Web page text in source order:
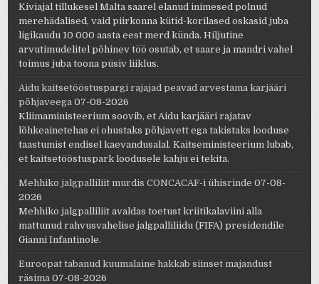
Kiviajal tillukesel Malta saarel elanud inimesed polnud
merehädalised, vaid piirkonna kütid-korilased oskasid juba
ligikaudu 10 000 aasta eest merd künda. Hiljutine
arvutimudelitel põhinev töö osutab, et saare ja mandri vahel
toimus juba toona püsiv liiklus.
Aidu kaitsetööstuspargi rajajad peavad arvestama karjääri
põhjaveega 07-08-2026
Kliimaministeerium soovib, et Aidu karjääri rajatav
lõhkeainetehas ei ohustaks põhjavett ega takistaks looduse
taastumist endisel kaevandusalal. Kaitseministeerium lubab,
et kaitsetööstuspark loodusele kahju ei tekita.
Mehhiko jalgpalliliit murdis CONCACAF-i ühisrinde 07-08-
2026
Mehhiko jalgpalliliit avaldas toetust kriitikalaviini alla
mattunud rahvusvahelise jalgpalliliidu (FIFA) presidendile
Gianni Infantinole.
Euroopat tabanud kuumalaine hakkab siinset majandust
räsima 07-08-2026